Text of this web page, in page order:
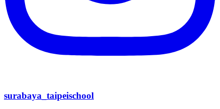
surabaya_taipeischool